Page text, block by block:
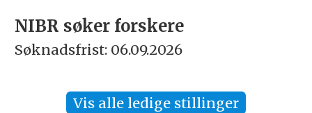
søker forskere
06.09.2026
Vis alle ledige stillinger